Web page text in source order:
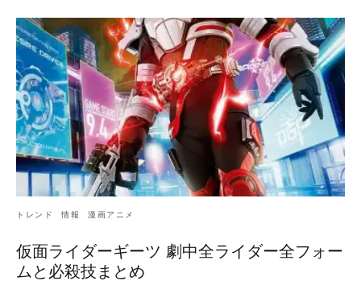
トレンド 情報 漫画アニメ
仮面ライダーギーツ 劇中全ライダー全フォー
ムと必殺技まとめ